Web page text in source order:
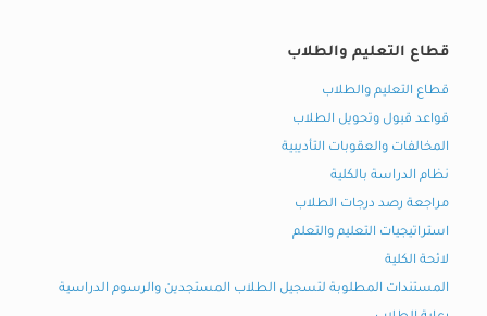
قطاع التعليم والطلاب
قطاع التعليم والطلاب
قواعد قبول وتحويل الطلاب
المخالفات والعقوبات التأديبية
نظام الدراسة بالكلية
مراجعة رصد درجات الطلاب
استراتيجيات التعليم والتعلم
لائحة الكلية
المستندات المطلوبة لتسجيل الطلاب المستجدين والرسوم الدراسية